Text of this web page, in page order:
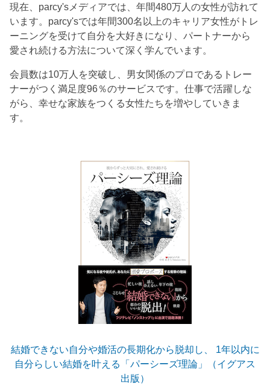
現在、parcy'sメディアでは、年間480万人の女性が訪れて
います。parcy'sでは年間300名以上のキャリア女性がトレ
ーニングを受けて自分を大好きになり、パートナーから
愛され続ける方法について深く学んでいます。
会員数は10万人を突破し、男女関係のプロであるトレー
ナーがつく満足度96％のサービスです。仕事で活躍しな
がら、幸せな家族をつくる女性たちを増やしていきま
す。
結婚できない自分や婚活の長期化から脱却し、 1年以内に
自分らしい結婚を叶える「パーシーズ理論」（イグアス
出版）